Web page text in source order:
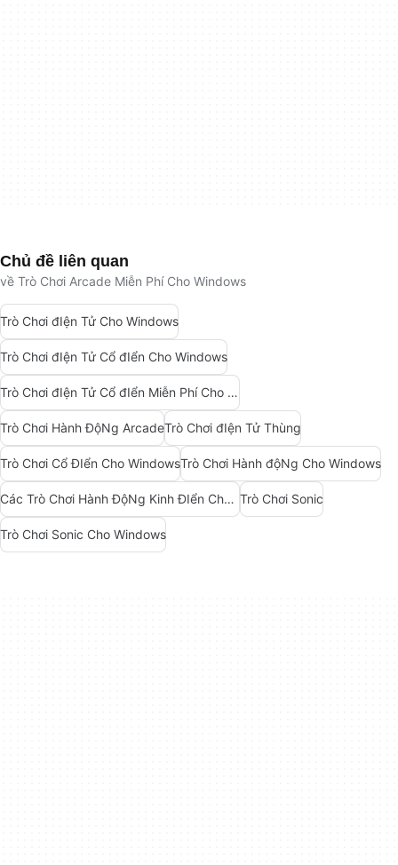
Chủ đề liên quan
về Trò Chơi Arcade Miễn Phí Cho Windows
Trò Chơi đIện Tử Cho Windows
Trò Chơi đIện Tử Cổ đIển Cho Windows
Trò Chơi đIện Tử Cổ đIển Miễn Phí Cho Windows
Trò Chơi Hành ĐộNg ArcadeTrò Chơi đIện Tử Thùng
Trò Chơi Cổ ĐIển Cho WindowsTrò Chơi Hành độNg Cho Windows
Các Trò Chơi Hành ĐộNg Kinh ĐIển Cho Windows Trò Chơi Sonic
Trò Chơi Sonic Cho Windows